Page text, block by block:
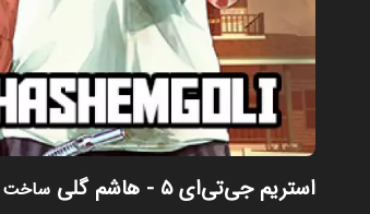
استریم جی‌تی‌ای ۵ - هاشم گلی ساخت 1402